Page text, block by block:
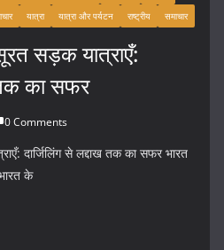
यात्रा यात्रा और पर्यटन राष्ट्रीय समाचार
सड़क यात्राएँ:
तक का सफर
0 Comments
दार्जिलिंग से लद्दाख तक का सफर भारत
के